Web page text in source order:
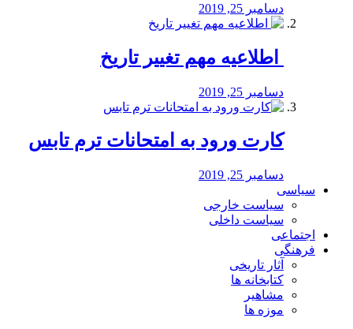
دسامبر 25, 2019
️ اطلاعیه مهم تغییر تاریخ
دسامبر 25, 2019
کارت ورود به امتحانات ترم تابس
دسامبر 25, 2019
سیاسی
سیاست خارجی
سیاست داخلی
اجتماعی
فرهنگی
آثار تاریخی
کتابخانه ها
مشاهیر
موزه ها